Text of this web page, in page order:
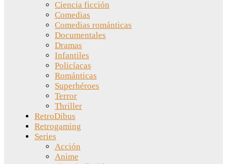
Ciencia ficción
Comedias
Comedias románticas
Documentales
Dramas
Infantiles
Policíacas
Románticas
Superhéroes
Terror
Thriller
RetroDibus
Retrogaming
Series
Acción
Anime